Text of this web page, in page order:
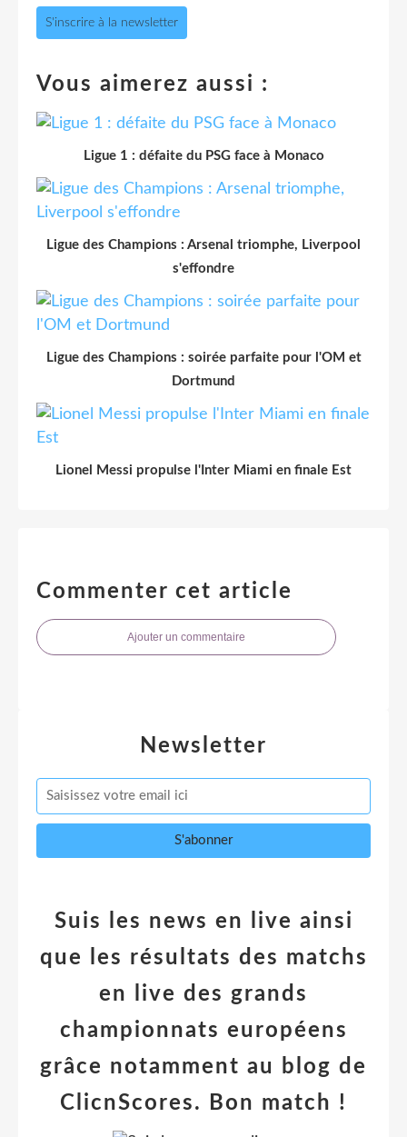
S'inscrire à la newsletter
Vous aimerez aussi :
Ligue 1 : défaite du PSG face à Monaco
Ligue des Champions : Arsenal triomphe, Liverpool
s'effondre
Ligue des Champions : soirée parfaite pour l'OM et
Dortmund
Lionel Messi propulse l'Inter Miami en finale Est
Commenter cet article
Ajouter un commentaire
Newsletter
Suis les news en live ainsi
que les résultats des matchs
en live des grands
championnats européens
grâce notamment au blog de
ClicnScores. Bon match !